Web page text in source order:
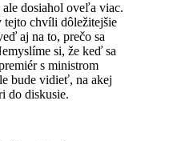
dosiahol oveľa viac.
tejto chvíli dôležitejšie
aj na to, prečo sa
si, že keď sa
s ministrom
bude vidieť, na akej
do diskusie.